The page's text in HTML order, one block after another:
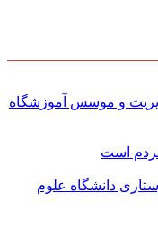
و موسس آموزشگاه
مردم است
دانشگاه علوم